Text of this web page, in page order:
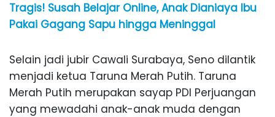
Tragis! Susah Belajar Online, Anak Dianiaya Ibu
Pakai Gagang Sapu hingga Meninggal
Selain jadi jubir Cawali Surabaya, Seno dilantik
menjadi ketua Taruna Merah Putih. Taruna
Merah Putih merupakan sayap PDI Perjuangan
yang mewadahi anak-anak muda dengan